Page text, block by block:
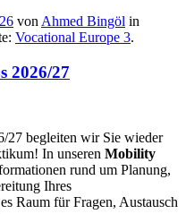
vonAhmed Bingöl in
Vocational Europe 3.
2026/27
27 begleiten wir Sie wieder
In unseren Mobility
rund um Planung,
Ihres
Raum für Fragen, Austausch